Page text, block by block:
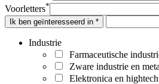
Voorletters*
Ik ben geïnteresseerd in *
Industrie
Farmaceutische
Zware industrie en
Elektronica en hightech